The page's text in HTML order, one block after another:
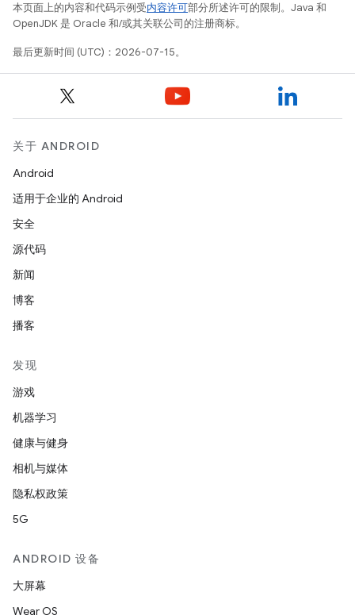
本页面上的内容和代码示例受内容许可部分所述许可的限制。Java 和
OpenJDK 是 Oracle 和/或其关联公司的注册商标。
最后更新时间 (UTC)：2026-07-15。
关于 ANDROID
Android
适用于企业的 Android
安全
源代码
新闻
博客
播客
发现
游戏
机器学习
健康与健身
相机与媒体
隐私权政策
5G
ANDROID 设备
大屏幕
Wear OS